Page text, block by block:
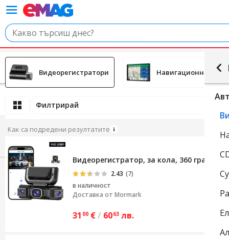
Видеорегистратори Навигационни
Филтрирай
Как са подредени резултатите
Видеорегистратор, за кола, 360
2.43 (7)
в наличност
Доставка от Mormark
31 00 €/ 6063 лв.